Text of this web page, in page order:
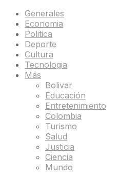
Generales
Economia
Politica
Deporte
Cultura
Tecnologia
Más
Bolivar
Educación
Entretenimiento
Colombia
Turismo
Salud
Justicia
Ciencia
Mundo